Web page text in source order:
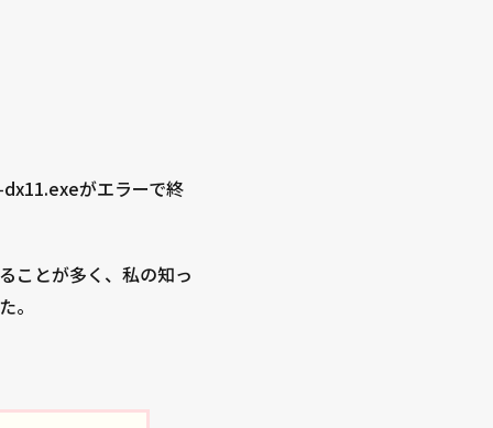
がエラーで終
ことが多く、私の知っ
。